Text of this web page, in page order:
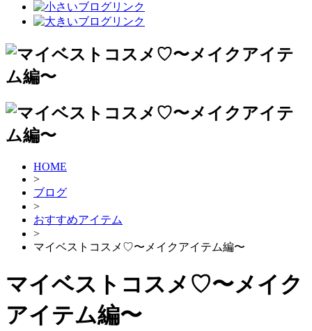
HOME
>
ブログ
>
おすすめアイテム
>
マイベストコスメ♡〜メイクアイテム編〜
マイベストコスメ♡〜メイク
アイテム編〜